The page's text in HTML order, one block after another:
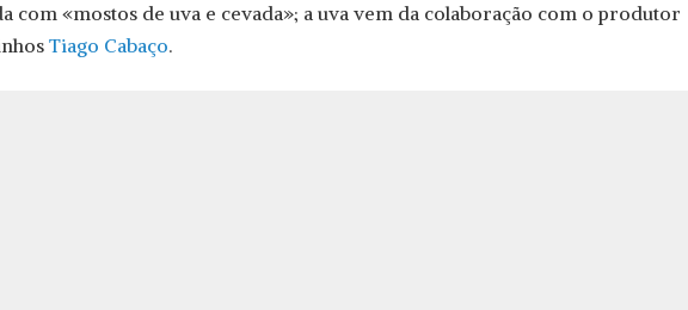
com «mostos de uva e cevada»; a uva vem da colaboração com o produtor
Tiago Cabaço.